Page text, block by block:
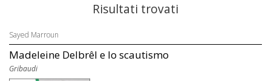
Risultati trovati
Sayed Marroun
Madeleine Delbrêl e lo scautismo
Gribaudi